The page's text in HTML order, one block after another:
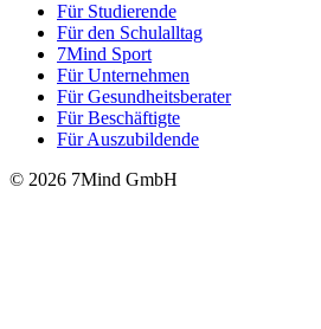
Für Stu­die­rende
Für den Schulalltag
7Mind Sport
Für Unter­neh­men
Für Gesund­heits­be­ra­ter
Für Beschäftigte
Für Auszubildende
© 2026 7Mind GmbH